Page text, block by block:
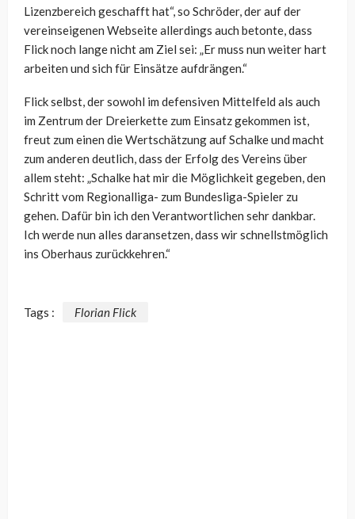
Lizenzbereich geschafft hat“, so Schröder, der auf der
vereinseigenen Webseite allerdings auch betonte, dass
Flick noch lange nicht am Ziel sei: „Er muss nun weiter hart
arbeiten und sich für Einsätze aufdrängen.“
Flick selbst, der sowohl im defensiven Mittelfeld als auch
im Zentrum der Dreierkette zum Einsatz gekommen ist,
freut zum einen die Wertschätzung auf Schalke und macht
zum anderen deutlich, dass der Erfolg des Vereins über
allem steht: „Schalke hat mir die Möglichkeit gegeben, den
Schritt vom Regionalliga- zum Bundesliga-Spieler zu
gehen. Dafür bin ich den Verantwortlichen sehr dankbar.
Ich werde nun alles daransetzen, dass wir schnellstmöglich
ins Oberhaus zurückkehren.“
Tags : Florian Flick